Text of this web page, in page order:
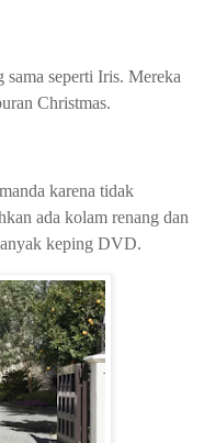
seperti Iris. Mereka
Christmas.
karena tidak
ada kolam renang dan
keping DVD.